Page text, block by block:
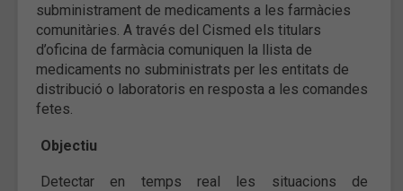
subministrament de medicaments a les farmàcies
comunitàries. A través del Cismed els titulars
d’oficina de farmàcia comuniquen la llista de
medicaments no subministrats per les entitats de
distribució o laboratoris en resposta a les comandes
fetes.
Objectiu
Detectar en temps real les situacions de